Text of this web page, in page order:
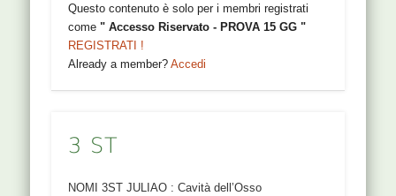
Questo contenuto è solo per i membri registrati
come" Accesso Riservato - PROVA 15 GG "
REGISTRATI !
Already a member?Accedi
3 ST
NOMI 3ST JULIAO : Cavità dell’Osso